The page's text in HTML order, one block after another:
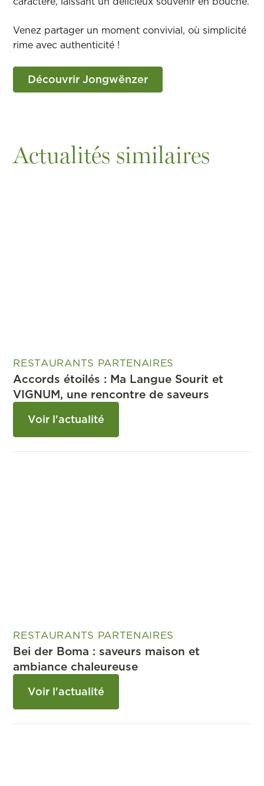
Venez partager un moment convivial, où simplicité
rime avec authenticité !
Découvrir Jongwënzer
Actualités similaires
RESTAURANTS PARTENAIRES
Accords étoilés : Ma Langue Sourit et
VIGNUM, une rencontre de saveurs
Voir l'actualité
RESTAURANTS PARTENAIRES
Bei der Boma : saveurs maison et
ambiance chaleureuse
Voir l'actualité